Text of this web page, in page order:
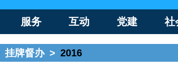
服务 互动 党建 社
挂牌督办 > 2016